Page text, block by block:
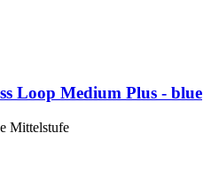
Loop Medium Plus -​ blue
Mittelstufe